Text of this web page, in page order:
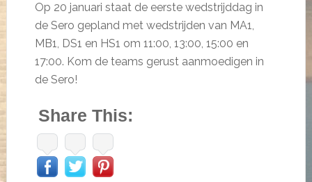
Op 20 januari staat de eerste wedstrijddag in
de Sero gepland met wedstrijden van MA1,
MB1, DS1 en HS1 om 11:00, 13:00, 15:00 en
17:00. Kom de teams gerust aanmoedigen in
de Sero!
Share This: